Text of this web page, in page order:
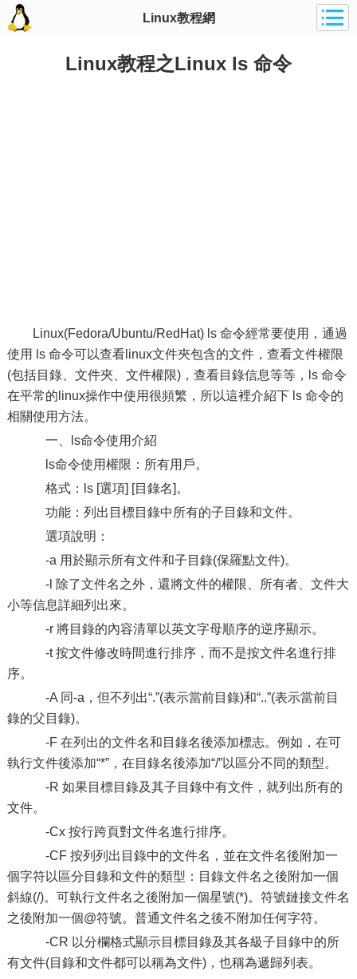
Linux教程網
Linux教程之Linux ls 命令
Linux(Fedora/Ubuntu/RedHat) ls 命令經常要使用，通過
使用 ls 命令可以查看linux文件夾包含的文件，查看文件權限
(包括目錄、文件夾、文件權限)，查看目錄信息等等，ls 命令
在平常的linux操作中使用很頻繁，所以這裡介紹下 ls 命令的
相關使用方法。
一、ls命令使用介紹
ls命令使用權限：所有用戶。
格式：ls [選項] [目錄名]。
功能：列出目標目錄中所有的子目錄和文件。
選項說明：
-a 用於顯示所有文件和子目錄(保羅點文件)。
-l 除了文件名之外，還將文件的權限、所有者、文件大
小等信息詳細列出來。
-r 將目錄的內容清單以英文字母順序的逆序顯示。
-t 按文件修改時間進行排序，而不是按文件名進行排
序。
-A 同-a，但不列出“.”(表示當前目錄)和“..”(表示當前目
錄的父目錄)。
-F 在列出的文件名和目錄名後添加標志。例如，在可
執行文件後添加“*”，在目錄名後添加“/”以區分不同的類型。
-R 如果目標目錄及其子目錄中有文件，就列出所有的
文件。
-Cx 按行跨頁對文件名進行排序。
-CF 按列列出目錄中的文件名，並在文件名後附加一
個字符以區分目錄和文件的類型：目錄文件名之後附加一個
斜線(/)。可執行文件名之後附加一個星號(*)。符號鏈接文件名
之後附加一個@符號。普通文件名之後不附加任何字符。
-CR 以分欄格式顯示目標目錄及其各級子目錄中的所
有文件(目錄和文件都可以稱為文件)，也稱為遞歸列表。